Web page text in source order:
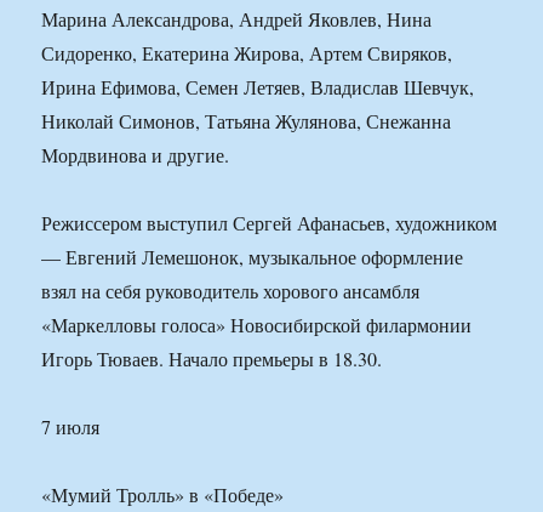
Марина Александрова, Андрей Яковлев, Нина
Сидоренко, Екатерина Жирова, Артем Свиряков,
Ирина Ефимова, Семен Летяев, Владислав Шевчук,
Николай Симонов, Татьяна Жулянова, Снежанна
Мордвинова и другие.
Режиссером выступил Сергей Афанасьев, художником
— Евгений Лемешонок, музыкальное оформление
взял на себя руководитель хорового ансамбля
«Маркелловы голоса» Новосибирской филармонии
Игорь Тюваев. Начало премьеры в 18.30.
7 июля
«Мумий Тролль» в «Победе»